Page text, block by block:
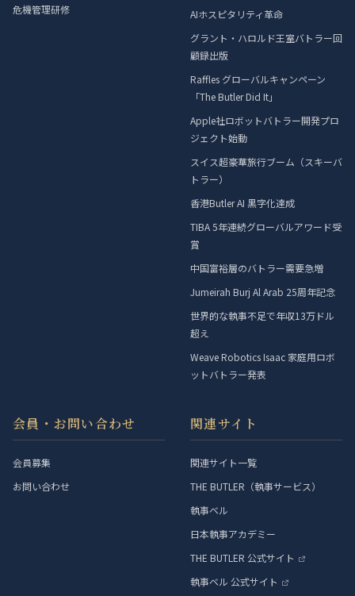
危機管理研修
AIホスピタリティ革命
グラント・ハロルド王室バトラー回
顧録出版
Raffles グローバルキャンペーン
「The Butler Did It」
Apple社ロボットバトラー開発プロ
ジェクト始動
スイス超豪華旅行ブーム（スキーバ
トラー）
香港Butler AI 黒字化達成
TIBA 5年連続グローバルアワード受
賞
中国富裕層のバトラー需要急増
Jumeirah Burj Al Arab 25周年記念
世界的な執事不足で年収13万ドル
超え
Weave Robotics Isaac 家庭用ロボ
ットバトラー発表
会員・お問い合わせ
会員募集
お問い合わせ
関連サイト
関連サイト一覧
THE BUTLER（執事サービス）
執事ベル
日本執事アカデミー
THE BUTLER 公式サイト
執事ベル 公式サイト